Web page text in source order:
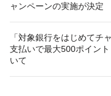
ャンペーンの実施が決定
「対象銀行をはじめてチ
支払いで最大500ポイン
いて